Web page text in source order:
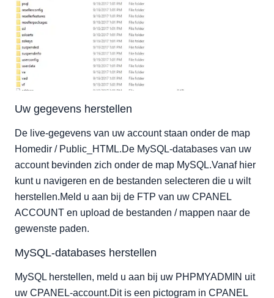
Uw gegevens herstellen
De live-gegevens van uw account staan onder de map
Homedir / Public_HTML.De MySQL-databases van uw
account bevinden zich onder de map MySQL.Vanaf hier
kunt u navigeren en de bestanden selecteren die u wilt
herstellen.Meld u aan bij de FTP van uw CPANEL
ACCOUNT en upload de bestanden / mappen naar de
gewenste paden.
MySQL-databases herstellen
MySQL herstellen, meld u aan bij uw PHPMYADMIN uit
uw CPANEL-account.Dit is een pictogram in CPANEL